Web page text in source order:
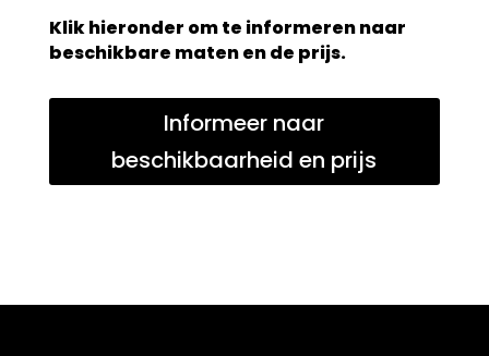
Klik hieronder om te informeren naar
beschikbare maten en de prijs.
Informeer naar
beschikbaarheid en prijs